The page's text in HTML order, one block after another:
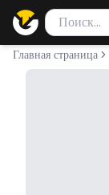
Поиск
Введите
Главная страница